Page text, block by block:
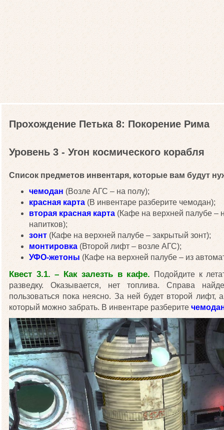
Прохождение Петька 8: Покорение Рима
Уровень 3 - Угон космического корабля
Список предметов инвентаря, которые вам будут
чемодан (Возле АГС – на полу);
красная карта (В инвентаре разберите чемодан);
вторая красная карта (Кафе на верхней палубе –
напитков);
зонт (Кафе на верхней палубе – закрытый зонт);
монтировка (Второй лифт – возле АГС);
УФО-жетоны (Кафе на верхней палубе – из
Квест 3.1. – Как залезть в кафе. Подойдите к
разведку. Оказывается, нет топлива. Справа
пользоваться пока неясно. За ней будет второй
который можно забрать. В инвентаре разберите